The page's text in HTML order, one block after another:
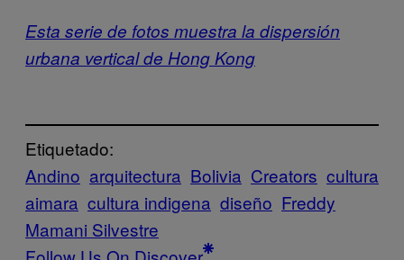
Esta serie de fotos muestra la dispersión
urbana vertical de Hong Kong
Etiquetado:
Andino arquitectura Bolivia Creators cultura
aimara cultura indigena diseño Freddy
Mamani Silvestre